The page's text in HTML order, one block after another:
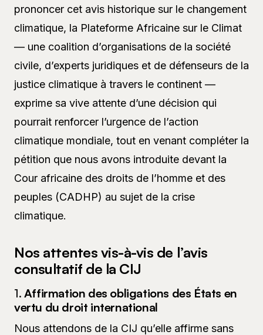
prononcer cet avis historique sur le changement
climatique, la Plateforme Africaine sur le Climat
— une coalition d’organisations de la société
civile, d’experts juridiques et de défenseurs de la
justice climatique à travers le continent —
exprime sa vive attente d’une décision qui
pourrait renforcer l’urgence de l’action
climatique mondiale, tout en venant compléter la
pétition que nous avons introduite devant la
Cour africaine des droits de l’homme et des
peuples (CADHP) au sujet de la crise
climatique.
Nos attentes vis-à-vis de l’avis
consultatif de la CIJ
1. Affirmation des obligations des États en
vertu du droit international
Nous attendons de la CIJ qu’elle affirme sans